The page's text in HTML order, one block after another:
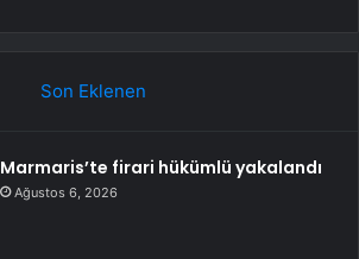
Son Eklenen
Marmaris’te firari hükümlü yakalandı
Ağustos 6, 2026